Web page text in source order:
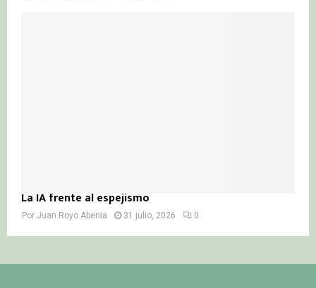
La IA frente al espejismo
Por Juan Royo Abenia 31 julio, 2026 0